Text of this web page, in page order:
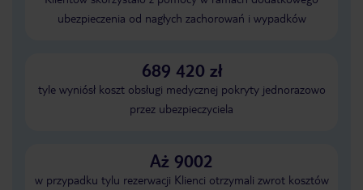
ubezpieczenia od nagłych zachorowań i wypadków
689 420 zł
tyle wyniósł koszt obsługi medycznej pokryty jednorazowo
przez ubezpieczyciela
Aż 9002
w przypadku tylu rezerwacji Klienci otrzymali zwrot kosztów